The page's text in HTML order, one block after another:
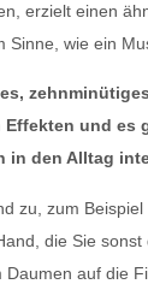
erzielt einen
Sinne, wie ein
und es
in den Alltag
zu, zum
die Sie sonst
Daumen auf die